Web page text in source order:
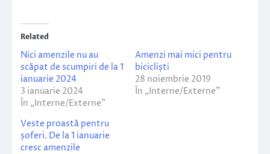
Related
Nici amenzile nu au
scăpat de scumpiri de la 1
ianuarie 2024
3 ianuarie 2024
În „Interne/Externe”
Amenzi mai mici pentru
bicicliști
28 noiembrie 2019
În „Interne/Externe”
Veste proastă pentru
șoferi. De la 1 ianuarie
cresc amenzile